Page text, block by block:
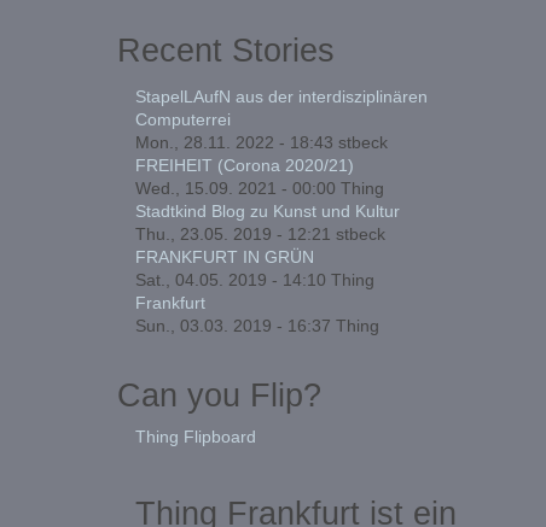
Recent Stories
StapelLAufN aus der interdisziplinären
Computerrei
Mon., 28.11. 2022 - 18:43 stbeck
FREIHEIT (Corona 2020/21)
Wed., 15.09. 2021 - 00:00 Thing
Stadtkind Blog zu Kunst und Kultur
Thu., 23.05. 2019 - 12:21 stbeck
FRANKFURT IN GRÜN
Sat., 04.05. 2019 - 14:10 Thing
Frankfurt
Sun., 03.03. 2019 - 16:37 Thing
Can you Flip?
Thing Flipboard
Thing Frankfurt ist ein